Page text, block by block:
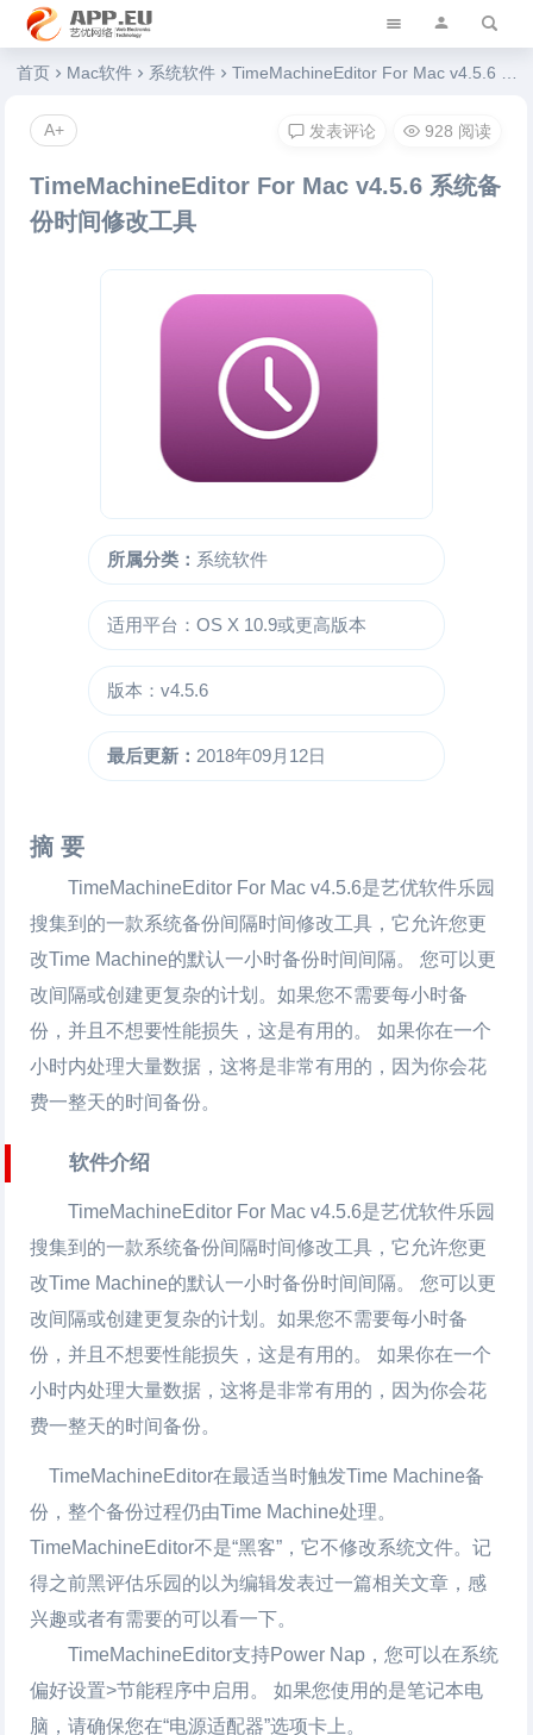
艺优软件乐园
首页 Mac软件 系统软件 TimeMachineEditor For Mac v4.5.6 系统备份时间修改工具
TimeMachineEditor For Mac v4.5.6 系统备
份时间修改工具
所属分类： 系统软件
适用平台：OS X 10.9或更高版本
版本：v4.5.6
最后更新： 2018年09月12日
摘 要
TimeMachineEditor For Mac v4.5.6是艺优软件乐园
搜集到的一款系统备份间隔时间修改工具，它允许您更
改Time Machine的默认一小时备份时间间隔。 您可以更
改间隔或创建更复杂的计划。如果您不需要每小时备
份，并且不想要性能损失，这是有用的。 如果你在一个
小时内处理大量数据，这将是非常有用的，因为你会花
费一整天的时间备份。
软件介绍
TimeMachineEditor For Mac v4.5.6是艺优软件乐园
搜集到的一款系统备份间隔时间修改工具，它允许您更
改Time Machine的默认一小时备份时间间隔。 您可以更
改间隔或创建更复杂的计划。如果您不需要每小时备
份，并且不想要性能损失，这是有用的。 如果你在一个
小时内处理大量数据，这将是非常有用的，因为你会花
费一整天的时间备份。
TimeMachineEditor在最适当时触发Time Machine备
份，整个备份过程仍由Time Machine处理。
TimeMachineEditor不是“黑客”，它不修改系统文件。记
得之前黑评估乐园的以为编辑发表过一篇相关文章，感
兴趣或者有需要的可以看一下。
TimeMachineEditor支持Power Nap，您可以在系统
偏好设置>节能程序中启用。 如果您使用的是笔记本电
脑，请确保您在“电源适配器”选项卡上。
发表评论 928 阅读
A+